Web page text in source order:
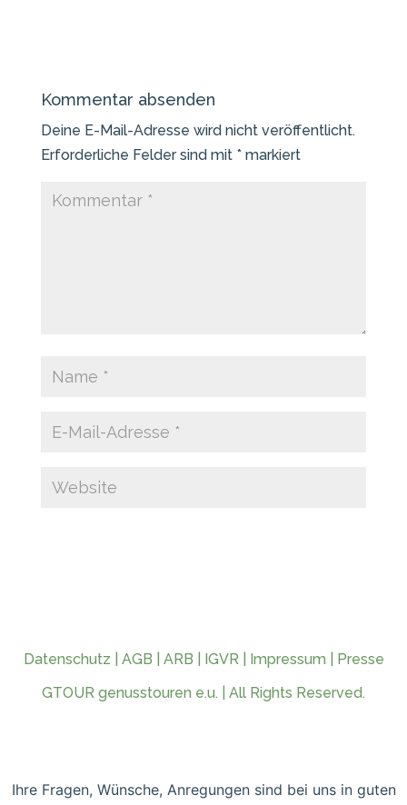
Kommentar absenden
Deine E-Mail-Adresse wird nicht veröffentlicht.
Erforderliche Felder sind mit *markiert
Datenschutz AGB ARB IGVR| Impressum
Presse
GTOUR genusstouren e.u. | All Rights Reserved.
Ihre Fragen, Wünsche, Anregungen sind bei uns in guten